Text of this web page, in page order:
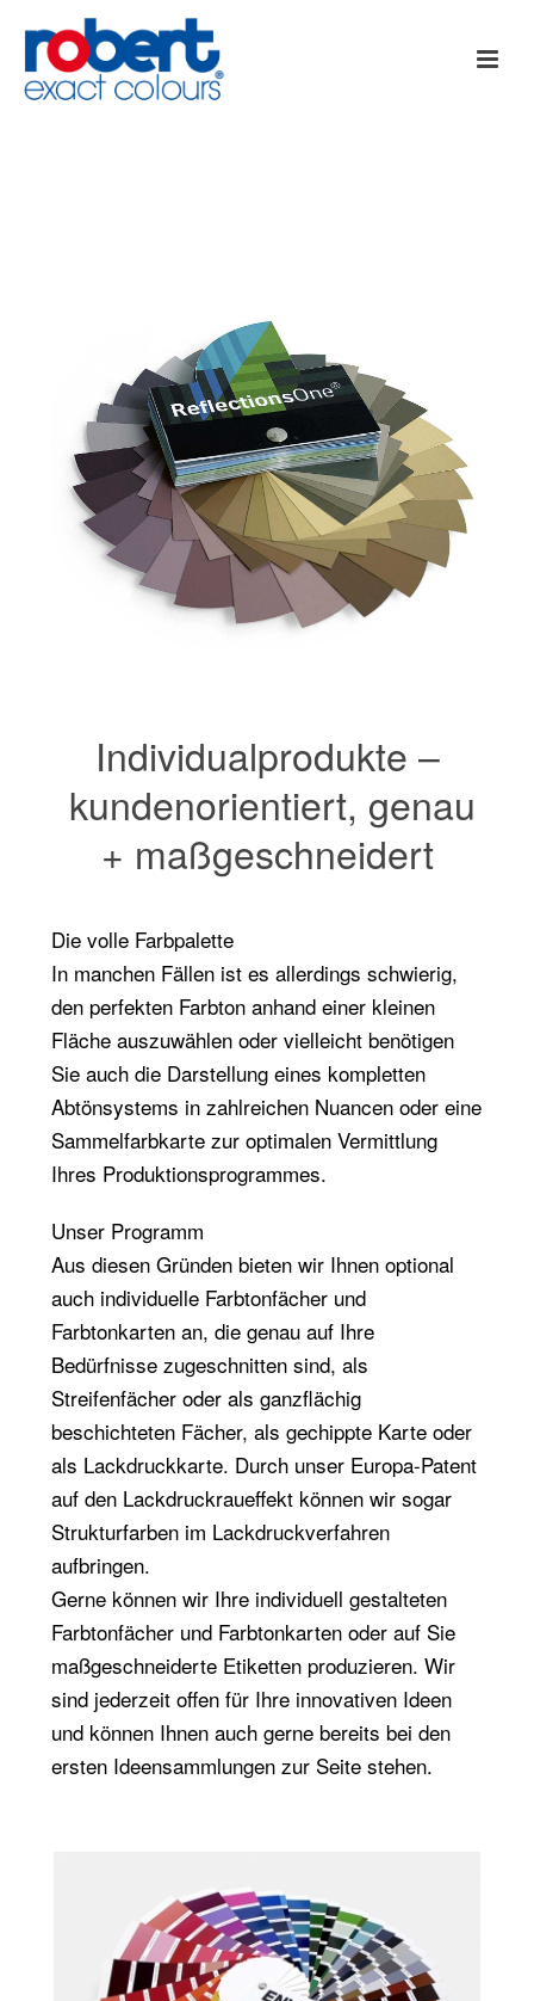
Individualprodukte –
kundenorientiert, genau
+ maßgeschneidert
Die volle Farbpalette
In manchen Fällen ist es allerdings schwierig,
den perfekten Farbton anhand einer kleinen
Fläche auszuwählen oder vielleicht benötigen
Sie auch die Darstellung eines kompletten
Abtönsystems in zahlreichen Nuancen oder eine
Sammelfarbkarte zur optimalen Vermittlung
Ihres Produktionsprogrammes.
Unser Programm
Aus diesen Gründen bieten wir Ihnen optional
auch individuelle Farbtonfächer und
Farbtonkarten an, die genau auf Ihre
Bedürfnisse zugeschnitten sind, als
Streifenfächer oder als ganzflächig
beschichteten Fächer, als gechippte Karte oder
als Lackdruckkarte. Durch unser Europa-Patent
auf den Lackdruckraueffekt können wir sogar
Strukturfarben im Lackdruckverfahren
aufbringen.
Gerne können wir Ihre individuell gestalteten
Farbtonfächer und Farbtonkarten oder auf Sie
maßgeschneiderte Etiketten produzieren. Wir
sind jederzeit offen für Ihre innovativen Ideen
und können Ihnen auch gerne bereits bei den
ersten Ideensammlungen zur Seite stehen.